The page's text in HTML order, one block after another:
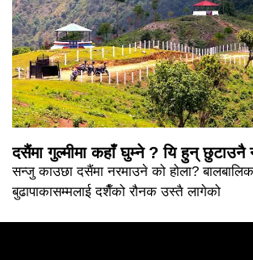
दसैंमा गुल्मीमा कहाँ घुम्ने ? यि हुन् छुटाउनै
सन्जु काउछा दसैंमा नरमाउने को होला?
बुढापाकासम्मलाई दशैँको रौनक उस्तै लागेको